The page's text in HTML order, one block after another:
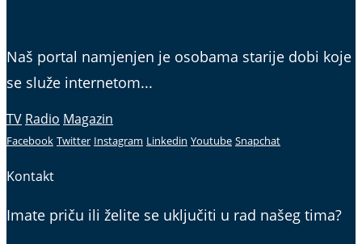
Naš portal namjenjen je osobama starije dobi koje
se služe internetom...
TV Radio Magazin
Facebook Twitter Instagram Linkedin Youtube Snapchat
Kontakt
Imate priču ili želite se uključiti u rad našeg tima?